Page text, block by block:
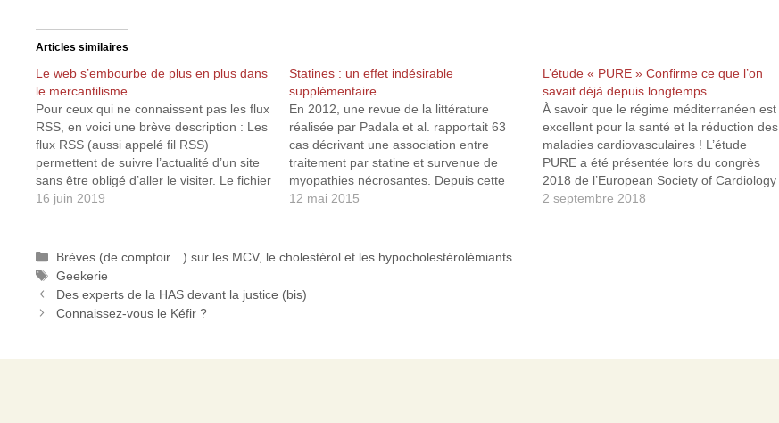
Articles similaires
Le web s’embourbe de plus en plus dans
le mercantilisme…
Pour ceux qui ne connaissent pas les flux
RSS, en voici une brève description : Les
flux RSS (aussi appelé fil RSS)
permettent de suivre l’actualité d’un site
sans être obligé d’aller le visiter. Le fichier
RSS à la possibilité d’être lu par la plupart
16 juin 2019
Statines : un effet indésirable
supplémentaire
En 2012, une revue de la littérature
réalisée par Padala et al. rapportait 63
cas décrivant une association entre
traitement par statine et survenue de
myopathies nécrosantes. Depuis cette
revue, d’autres publications ont porté sur
ANSM - Statines et myopathie…
12 mai 2015
L’étude « PURE » Confirme ce que l’on
savait déjà depuis longtemps…
À savoir que le régime méditerranéen est
excellent pour la santé et la réduction des
maladies cardiovasculaires ! L’étude
PURE a été présentée lors du congrès
2018 de l’European Society of Cardiology
(ESC). Autrement dit, plus de 24 ans
2 septembre 2018
Catégories
Brèves (de comptoir…) sur les MCV, le cholestérol et les hypocholestérolémiants
Étiquettes
Geekerie
Des experts de la HAS devant la justice (bis)
Connaissez-vous le Kéfir ?